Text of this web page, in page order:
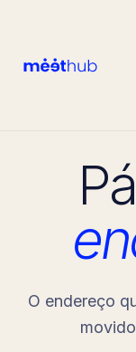
O endereço